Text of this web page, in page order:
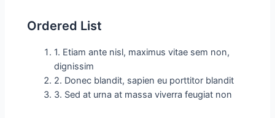
Ordered List
1. Etiam ante nisl, maximus vitae sem non,
dignissim
2. Donec blandit, sapien eu porttitor blandit
3. Sed at urna at massa viverra feugiat non